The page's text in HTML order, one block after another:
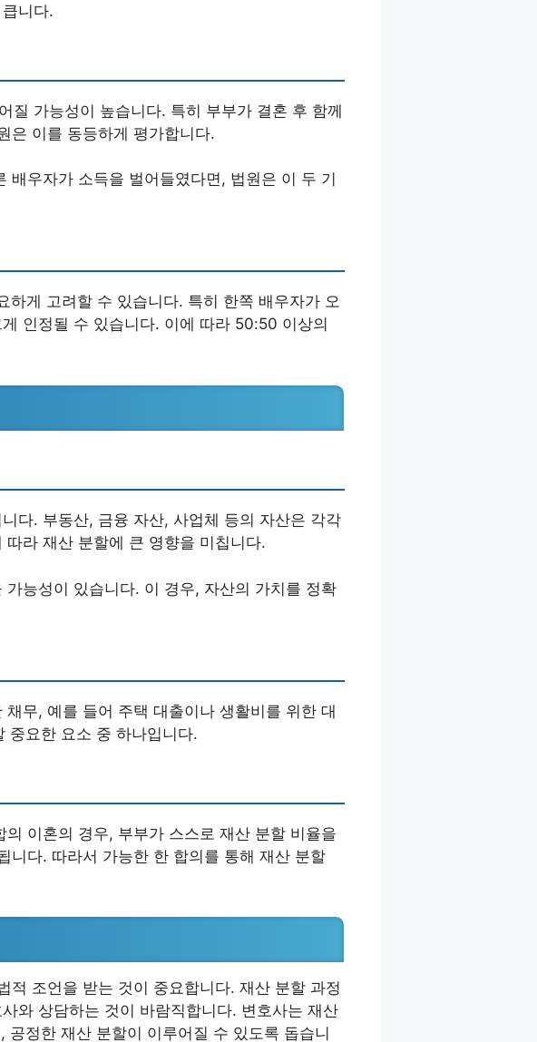
니다.
질 가능성이 높습니다. 특히 부부가 결혼 후 함께
은 이를 동등하게 평가합니다.
우자가 소득을 벌어들였다면, 법원은 이 두 기
게 고려할 수 있습니다. 특히 한쪽 배우자가 오
인정될 수 있습니다. 이에 따라 50:50 이상의
다. 부동산, 금융 자산, 사업체 등의 자산은 각각
라 재산 분할에 큰 영향을 미칩니다.
능성이 있습니다. 이 경우, 자산의 가치를 정확
무, 예를 들어 주택 대출이나 생활비를 위한 대
중요한 요소 중 하나입니다.
이혼의 경우, 부부가 스스로 재산 분할 비율을
니다. 따라서 가능한 한 합의를 통해 재산 분할
적 조언을 받는 것이 중요합니다. 재산 분할 과정
와 상담하는 것이 바람직합니다. 변호사는 재산
정한 재산 분할이 이루어질 수 있도록 돕습니